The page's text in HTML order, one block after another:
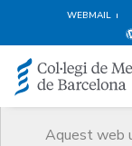
WEBMAIL
Aquest web